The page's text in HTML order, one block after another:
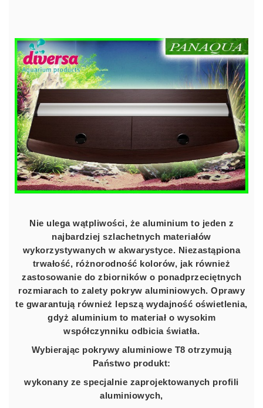
Nie ulega wątpliwości, że aluminium to jeden z
najbardziej szlachetnych materiałów
wykorzystywanych w akwarystyce. Niezastąpiona
trwałość, różnorodność kolorów, jak również
zastosowanie do zbiorników o ponadprzeciętnych
rozmiarach to zalety pokryw aluminiowych. Oprawy
te gwarantują również lepszą wydajność oświetlenia,
gdyż aluminium to materiał o wysokim
współczynniku odbicia światła.
Wybierając pokrywy aluminiowe T8 otrzymują
Państwo produkt:
wykonany ze specjalnie zaprojektowanych profili
aluminiowych,